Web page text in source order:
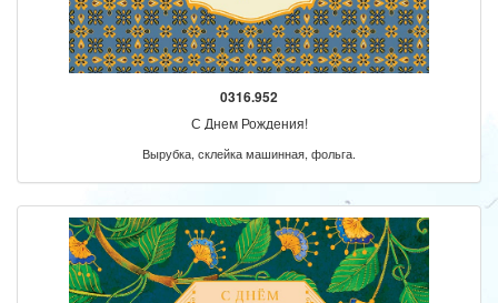
0316.952
С Днем Рождения!
Вырубка, склейка машинная, фольга.